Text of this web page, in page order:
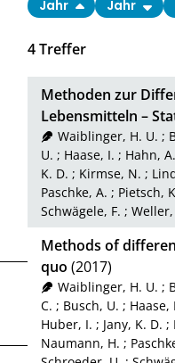
4Treffer
Jahr Jahr
Methoden zur
Lebensmitteln –
Waiblinger, H. U. ;
U. ; Haase, I. ; Hahn, A.
K. D. ; Kirmse, N. ;
Paschke, A. ; Pietsch,
Schwägele, F. ;
Methods of
quo (2017)
Waiblinger, H. U. ;
C. ; Busch, U. ; Haase,
Huber, I. ; Jany, K. D. ;
Naumann, H. ;